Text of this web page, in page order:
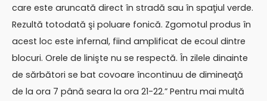
care este aruncată direct în stradă sau în spaţiul verde.
Rezultă totodată şi poluare fonică. Zgomotul produs în
acest loc este infernal, fiind amplificat de ecoul dintre
blocuri. Orele de linişte nu se respectă. În zilele dinainte
de sărbători se bat covoare încontinuu de dimineaţă
de la ora 7 până seara la ora 21-22.” Pentru mai multă